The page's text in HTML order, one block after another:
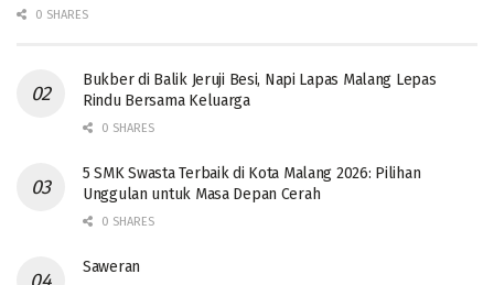
0 SHARES
Bukber di Balik Jeruji Besi, Napi Lapas Malang Lepas
Rindu Bersama Keluarga
0 SHARES
5 SMK Swasta Terbaik di Kota Malang 2026: Pilihan
Unggulan untuk Masa Depan Cerah
0 SHARES
Saweran